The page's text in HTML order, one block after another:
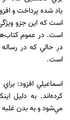
ياد شده پرداخت و
است که اين جزو
است. در عموم
در حالي که در
است.
اسماعيلي افزود:
کرده‌اند. به دليل
مي‌شود و به بدن